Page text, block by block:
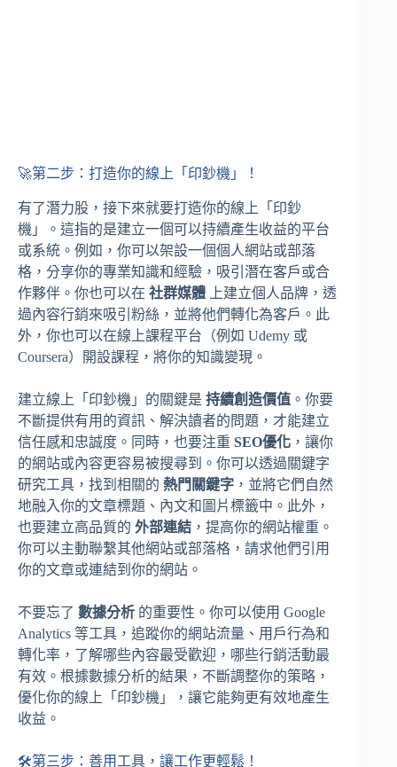
🚀第二步：打造你的線上「印鈔機」！
有了潛力股，接下來就要打造你的線上「印鈔
機」。這指的是建立一個可以持續產生收益的平台
或系統。例如，你可以架設一個個人網站或部落
格，分享你的專業知識和經驗，吸引潛在客戶或合
作夥伴。你也可以在 社群媒體 上建立個人品牌，透
過內容行銷來吸引粉絲，並將他們轉化為客戶。此
外，你也可以在線上課程平台（例如 Udemy 或
Coursera）開設課程，將你的知識變現。
建立線上「印鈔機」的關鍵是 持續創造價值 。你要
不斷提供有用的資訊、解決讀者的問題，才能建立
信任感和忠誠度。同時，也要注重 SEO優化 ，讓你
的網站或內容更容易被搜尋到。你可以透過關鍵字
研究工具，找到相關的 熱門關鍵字 ，並將它們自然
地融入你的文章標題、內文和圖片標籤中。此外，
也要建立高品質的 外部連結 ，提高你的網站權重。
你可以主動聯繫其他網站或部落格，請求他們引用
你的文章或連結到你的網站。
不要忘了 數據分析 的重要性。你可以使用 Google
Analytics 等工具，追蹤你的網站流量、用戶行為和
轉化率，了解哪些內容最受歡迎，哪些行銷活動最
有效。根據數據分析的結果，不斷調整你的策略，
優化你的線上「印鈔機」，讓它能夠更有效地產生
收益。
🛠️第三步：善用工具，讓工作更輕鬆！